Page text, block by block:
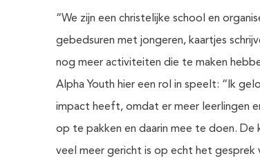
“We zijn een christelijke school en
gebedsuren met jongeren, kaartjes
nog meer activiteiten die te maken
Alpha Youth hier een rol in speelt: “Ik
impact heeft, omdat er meer leerlingen
op te pakken en daarin mee te doen. De
veel meer gericht is op echt het gesprek